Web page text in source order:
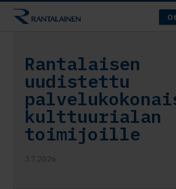
Rantalaisen
uudistettu
kulttuurialan
toimijoille
3.7.2026